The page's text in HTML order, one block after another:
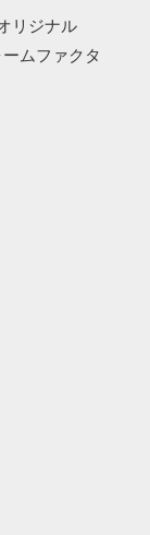
リジナル
ムファクタ